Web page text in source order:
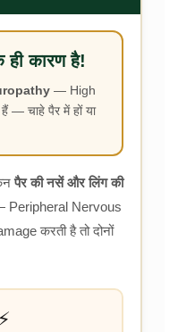
कारण है!
— High
— चाहे पैर में हों या
पैर की नसें और लिंग की
Nervous
करती है तो दोनों